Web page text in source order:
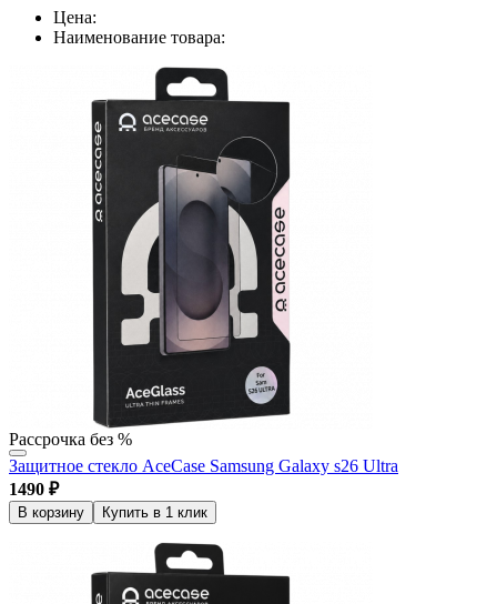
Цена:
Наименование товара:
Рассрочка без %
Защитное стекло AceCase Samsung Galaxy s26 Ultra
1490 ₽
В корзину Купить в 1 клик